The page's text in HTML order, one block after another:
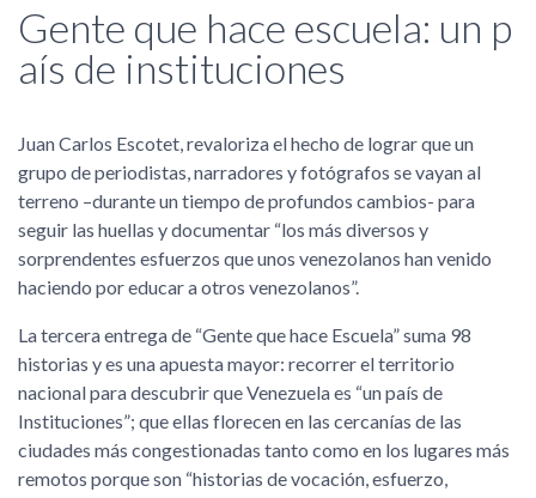
Gente que hace escuela: un p
aís de instituciones
Juan Carlos Escotet, revaloriza el hecho de lograr que un
grupo de periodistas, narradores y fotógrafos se vayan al
terreno –durante un tiempo de profundos cambios- para
seguir las huellas y documentar los más diversos y
sorprendentes esfuerzos que unos venezolanos han venido
haciendo por educar a otros venezolanos .
La tercera entrega de Gente que hace Escuela suma 98
historias y es una apuesta mayor: recorrer el territorio
nacional para descubrir que Venezuela es un país de
Instituciones ; que ellas florecen en las cercanías de las
ciudades más congestionadas tanto como en los lugares más
remotos porque son historias de vocación, esfuerzo,